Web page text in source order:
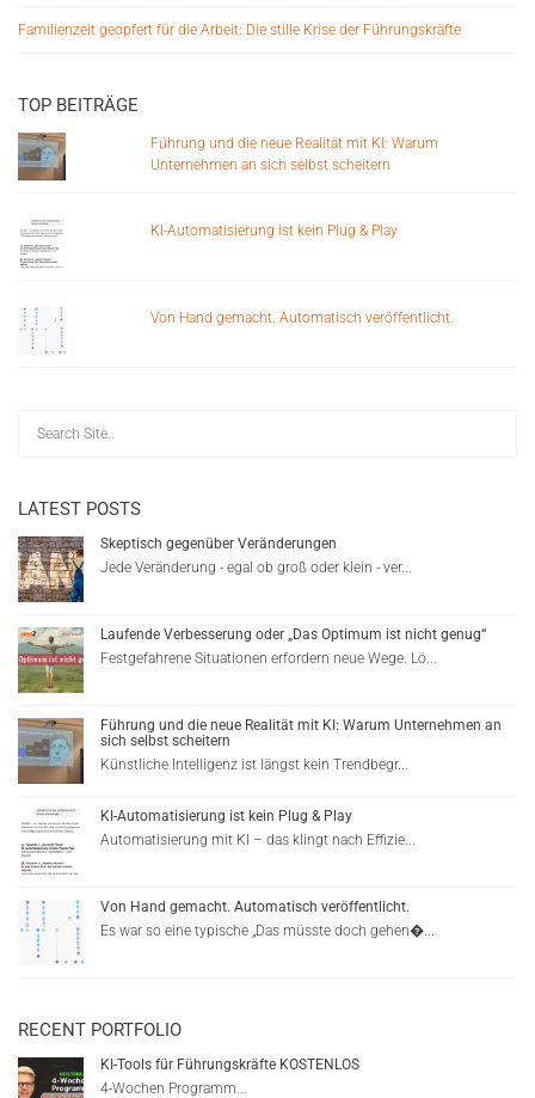
Familienzeit geopfert für die Arbeit: Die stille Krise der Führungskräfte
TOP BEITRÄGE
Führung und die neue Realität mit KI: Warum
Unternehmen an sich selbst scheitern
KI-Automatisierung ist kein Plug & Play
Von Hand gemacht. Automatisch veröffentlicht.
LATEST POSTS
Skeptisch gegenüber Veränderungen
Jede Veränderung - egal ob groß oder klein - ver...
Laufende Verbesserung oder „Das Optimum ist nicht genug“
Festgefahrene Situationen erfordern neue Wege. Lö...
Führung und die neue Realität mit KI: Warum Unternehmen an
sich selbst scheitern
Künstliche Intelligenz ist längst kein Trendbegr...
KI-Automatisierung ist kein Plug & Play
Automatisierung mit KI – das klingt nach Effizie...
Von Hand gemacht. Automatisch veröffentlicht.
Es war so eine typische „Das müsste doch gehen�...
RECENT PORTFOLIO
KI-Tools für Führungskräfte KOSTENLOS
4-Wochen Programm...